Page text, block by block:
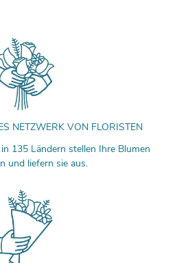
NETZWERK VON FLORISTEN
135 Ländern stellen Ihre Blumen
und liefern sie aus.